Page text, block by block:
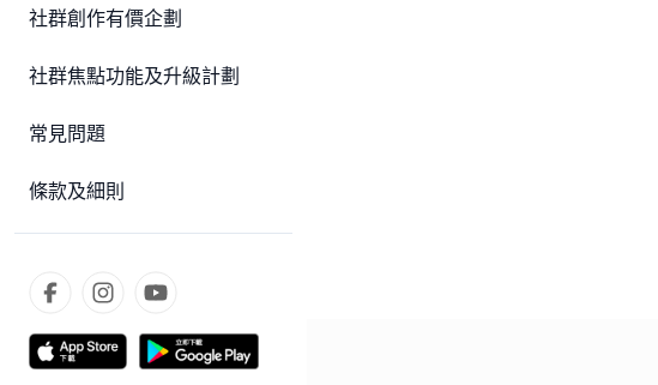
社群創作有價企劃
社群焦點功能及升級計劃
常見問題
條款及細則